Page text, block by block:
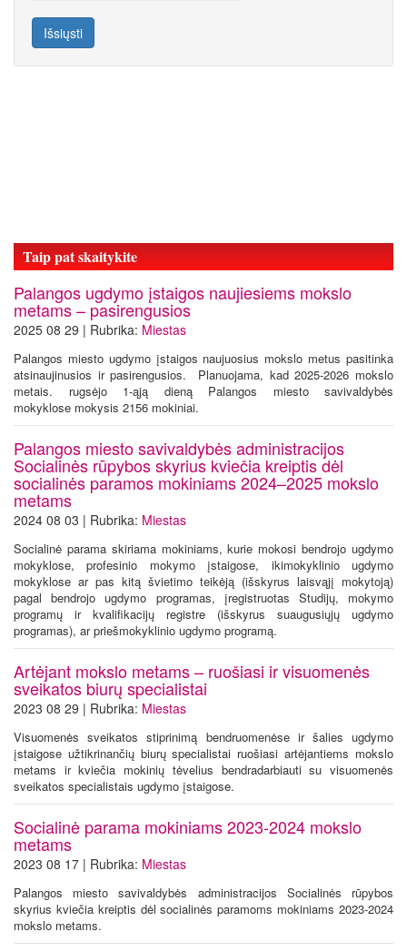
Išsiųsti
Taip pat skaitykite
Palangos ugdymo įstaigos naujiesiems mokslo
metams – pasirengusios
2025 08 29 | Rubrika: Miestas
Palangos miesto ugdymo įstaigos naujuosius mokslo metus pasitinka
atsinaujinusios ir pasirengusios. Planuojama, kad 2025-2026 mokslo
metais. rugsėjo 1-ąją dieną Palangos miesto savivaldybės
mokyklose mokysis 2156 mokiniai.
Palangos miesto savivaldybės administracijos
Socialinės rūpybos skyrius kviečia kreiptis dėl
socialinės paramos mokiniams 2024–2025 mokslo
metams
2024 08 03 | Rubrika: Miestas
Socialinė parama skiriama mokiniams, kurie mokosi bendrojo ugdymo
mokyklose, profesinio mokymo įstaigose, ikimokyklinio ugdymo
mokyklose ar pas kitą švietimo teikėją (išskyrus laisvąjį mokytoją)
pagal bendrojo ugdymo programas, įregistruotas Studijų, mokymo
programų ir kvalifikacijų registre (išskyrus suaugusiųjų ugdymo
programas), ar priešmokyklinio ugdymo programą.
Artėjant mokslo metams – ruošiasi ir visuomenės
sveikatos biurų specialistai
2023 08 29 | Rubrika: Miestas
Visuomenės sveikatos stiprinimą bendruomenėse ir šalies ugdymo
įstaigose užtikrinančių biurų specialistai ruošiasi artėjantiems mokslo
metams ir kviečia mokinių tėvelius bendradarbiauti su visuomenės
sveikatos specialistais ugdymo įstaigose.
Socialinė parama mokiniams 2023-2024 mokslo
metams
2023 08 17 | Rubrika: Miestas
Palangos miesto savivaldybės administracijos Socialinės rūpybos
skyrius kviečia kreiptis dėl socialinės paramoms mokiniams 2023-2024
mokslo metams.